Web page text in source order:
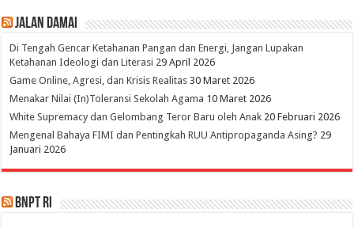
Jalan Damai
Di Tengah Gencar Ketahanan Pangan dan Energi, Jangan Lupakan
Ketahanan Ideologi dan Literasi 29 April 2026
Game Online, Agresi, dan Krisis Realitas 30 Maret 2026
Menakar Nilai (In)Toleransi Sekolah Agama 10 Maret 2026
White Supremacy dan Gelombang Teror Baru oleh Anak 20 Februari 2026
Mengenal Bahaya FIMI dan Pentingkah RUU Antipropaganda Asing? 29
Januari 2026
BNPT RI